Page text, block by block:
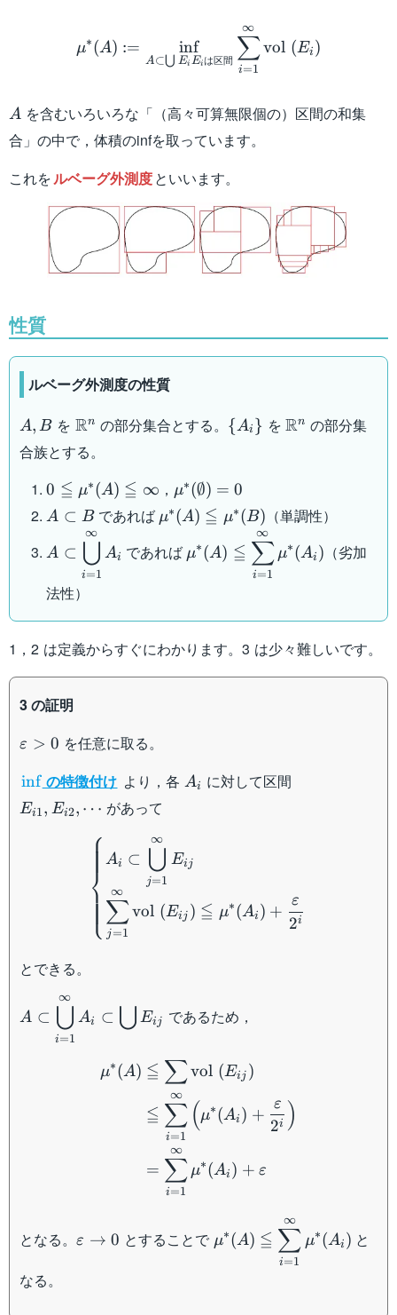
μ∗(A) :=
A⊂⋃ Ei Eiは区間
inf
i=1
∑
∞
vol (Ei )
A
A を含むいろいろな「（高々可算無限個の）区間の和集
合」の中で，体積のinfを取っています。
これをルベーグ外測度といいます。
性質
ルベーグ外測度の性質
A,B
A, B を \mathbb{R}^n
Rn の部分集合とする。 \{
A_i
{ Ai } をRn の部分集
合族とする。
0
\leqq
\mu^*
(A)
\leqq
\infty
0 ≦ μ∗(A) ≦ ∞ ， \mu^*
(\emptyset)
= 0
μ∗(∅) = 0
A
\subset
B
A ⊂ Bであれば \mu^*
\leqq
μ∗(A) ≦ μ∗(B) （単調性）
\displaystyle A \subset
\bigcup_{i=1}^{\infty}
A ⊂
i=1
⋃
∞
Ai であれば
\displaystyle \mu^*
(A) \leqq
\sum_{i=1}^{\infty}
μ∗(A) ≦
i=1
∑
∞
μ∗(Ai ) （劣加
法性）
1，2 は定義からすぐにわかります。3 は少々難しいです。
3 の証明
\varepsilon
ε > 0 を任意に取る。
\inf
inf の特徴付け より，各A_i
Ai に対して区間
Ei1, Ei2, ⋯ があって
⎩
⎨
⎧ Ai ⊂
j=1
⋃
∞
Eij
j =1
∑
∞
vol (Eij ) ≦ μ∗(Ai ) +
2i
ε
とできる。
\displaystyle A \subset
\bigcup_{i=1}^{\infty}
A_i \subset \bigcup
A ⊂
i=1
⋃
∞
Ai ⊂ ⋃ Eij であるため，
μ∗(A) ≦ ∑vol (Eij )
≦
i=1
∑
∞
(μ∗(Ai ) +
2i
ε )
=
i=1
∑
∞
μ∗(Ai ) + ε
となる。\to 0
ε → 0 とすることで
\displaystyle \mu^*
(A) \leqq
\sum_{i=1}^{\infty}
μ∗(A) ≦
i=1
∑
∞
μ∗(Ai ) と
なる。